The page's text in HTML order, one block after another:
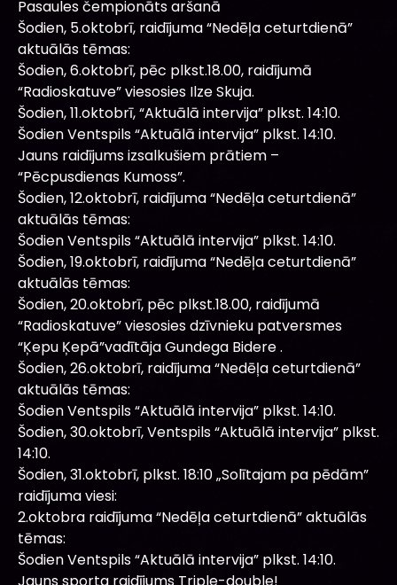
Pasaules čempionāts aršanā
Šodien, 5.oktobrī, raidījuma “Nedēļa ceturtdienā”
aktuālās tēmas:
Šodien, 6.oktobrī, pēc plkst.18.00, raidījumā
“Radioskatuve” viesosies Ilze Skuja.
Šodien, 11.oktobrī, “Aktuālā intervija” plkst. 14:10.
Šodien Ventspils “Aktuālā intervija” plkst. 14:10.
Jauns raidījums izsalkušiem prātiem –
“Pēcpusdienas Kumoss”.
Šodien, 12.oktobrī, raidījuma “Nedēļa ceturtdienā”
aktuālās tēmas:
Šodien Ventspils “Aktuālā intervija” plkst. 14:10.
Šodien, 19.oktobrī, raidījuma “Nedēļa ceturtdienā”
aktuālās tēmas:
Šodien, 20.oktobrī, pēc plkst.18.00, raidījumā
“Radioskatuve” viesosies dzīvnieku patversmes
“Ķepu Ķepā”vadītāja Gundega Bidere .
Šodien, 26.oktobrī, raidījuma “Nedēļa ceturtdienā”
aktuālās tēmas:
Šodien Ventspils “Aktuālā intervija” plkst. 14:10.
Šodien, 30.oktobrī, Ventspils “Aktuālā intervija” plkst.
14:10.
Šodien, 31.oktobrī, plkst. 18:10 „Solītajam pa pēdām”
raidījuma viesi:
2.oktobra raidījuma “Nedēļa ceturtdienā” aktuālās
tēmas:
Šodien Ventspils “Aktuālā intervija” plkst. 14:10.
Jauns sporta raidījums Triple-double!